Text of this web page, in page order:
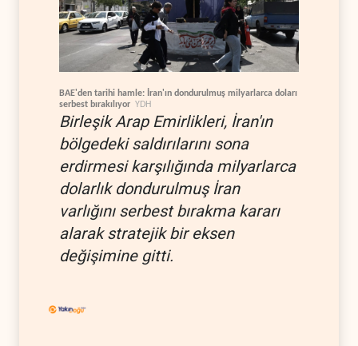
BAE'den tarihi hamle: İran'ın dondurulmuş milyarlarca doları
serbest bırakılıyor YDH
Birleşik Arap Emirlikleri, İran'ın
bölgedeki saldırılarını sona
erdirmesi karşılığında milyarlarca
dolarlık dondurulmuş İran
varlığını serbest bırakma kararı
alarak stratejik bir eksen
değişimine gitti.